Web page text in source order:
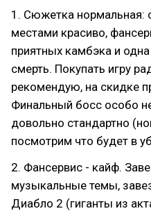
1. Сюжетка нормальная:
местами красиво,
приятных камбэка и
смерть. Покупать игру
рекомендую, на скидке
Финальный босс особо
довольно стандартно
посмотрим что будет в
2. Фансервис - кайф.
музыкальные темы,
Диабло 2 (гиганты из